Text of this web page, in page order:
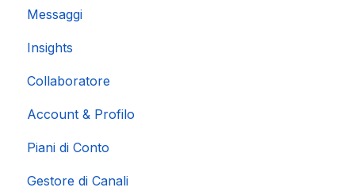
Messaggi
Insights
Collaboratore
Account & Profilo
Piani di Conto
Gestore di Canali